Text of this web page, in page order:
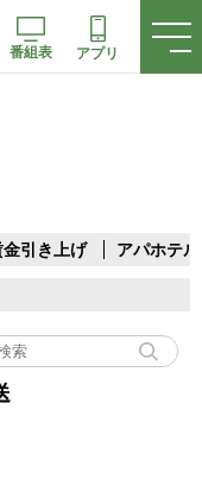
番組表 アプリ
引き上げ アパホテル